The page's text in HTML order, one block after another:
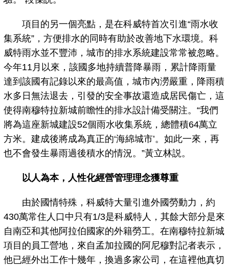
項目的另一個亮點，是在科威特首次引進“雨水收
集系統”，方便排水的同時有助於改善地下水環境。科
威特雨水並不豐沛，城市的排水系統建設常常被忽略。
今年11月以來，該國多地持續普降暴雨，累計降雨量
達到該國有記錄以來的最高值，城市內澇嚴重，降雨積
水多日無法退去，引發的安全事故還造成居民傷亡，這
使得南穆特拉新城前瞻性的排水設計備受關注。“我們
將為這座新城建設52個雨水收集系統，總體積64萬立
方米。建成後將成為真正的‘海綿城市’。如此一來，再
也不會發生暴雨過後積水的情況。”黃立林説。
以人為本，人性化經營管理理念獲尊重
由於國情特殊，科威特大量引進外國勞動力，約
430萬常住人口中只有1/3是科威特人，其餘大部分是來
自南亞和其他阿拉伯國家的外籍勞工。在南穆特拉新城
項目的員工營地，來自孟加拉國的阿尼穆對記者表示，
他已經外出工作十幾年，換過多家公司，在這裡他真切